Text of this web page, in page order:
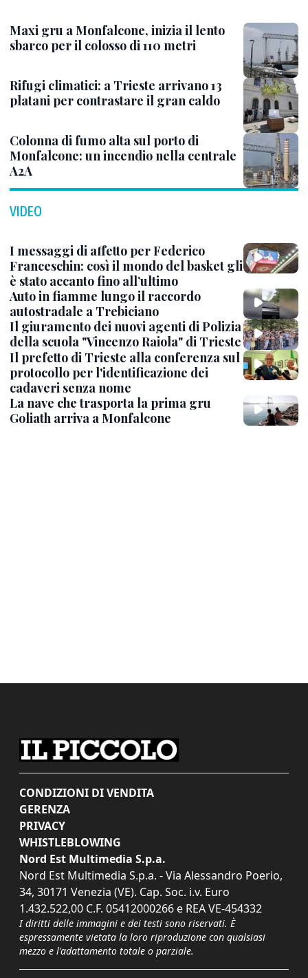
Maxi gru a Monfalcone, inizia il lento
sbarco per il colosso di 110 metri
Rifugi climatici: a Trieste arrivano 13
platani per contrastare il gran caldo
Colonna di fumo alta sul porto di
Monfalcone: un incendio nella centrale
A2A
VIDEO
I messaggi di affetto per Federico
Franceschin: così il mondo del basket gli
è stato accanto fino all’ultimo
Auto in fiamme lungo il raccordo
autostradale a Trebiciano
Il giuramento dei nuovi agenti di Polizia
della scuola "Vincenzo Raiola" di Trieste
Il prefetto di Trieste alla conferenza sul
protocollo per l'identificazione dei
cadaveri senza nome
La nave che trasporta la prima gru
Goliath arriva a Monfalcone
CONDIZIONI DI VENDITA
GERENZA
PRIVACY
WHISTLEBLOWING
Nord Est Multimedia S.p.a.
Nord Est Multimedia S.p.a. - Via Alessandro Poerio,
34, 30171 Venezia (VE). Cap. Soc. i.v. Euro
1.432.522,00 C.F. 05412000266 e REA VE-454332
I diritti delle immagini e dei testi sono riservati. È
espressamente vietata la loro riproduzione con qualsiasi
mezzo e l'adattamento totale o parziale.